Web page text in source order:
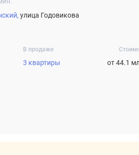
улица Годовикова
В продаже
3 квартиры от 44.1